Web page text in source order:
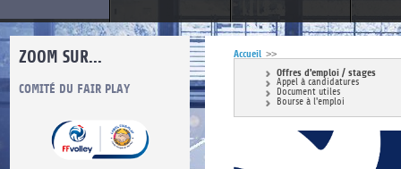
ZOOM SUR...
COMITÉ DU FAIR PLAY LUTTE CONTRE LES VIOLENCES MA PETITE
Accueil >>
Offres d'emploi / stages
Appel à candidatures
Document utiles
Bourse à l'emploi